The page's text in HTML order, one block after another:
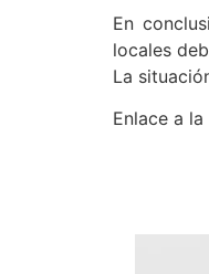
En
locales
La
Enlace a